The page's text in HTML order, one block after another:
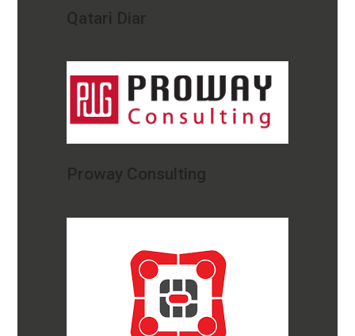
Qatari Diar
Proway Consulting